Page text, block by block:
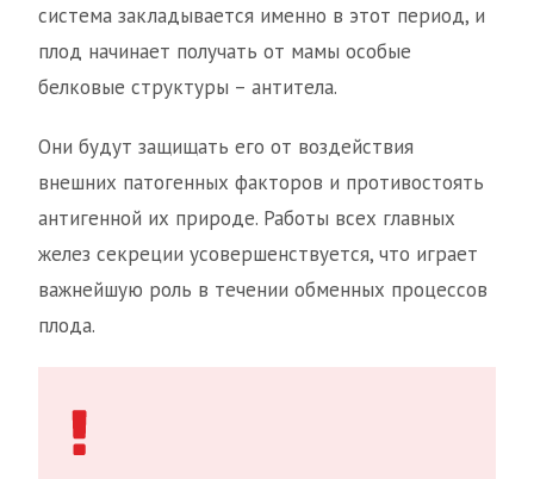
система закладывается именно в этот период, и
плод начинает получать от мамы особые
белковые структуры – антитела.
Они будут защищать его от воздействия
внешних патогенных факторов и противостоять
антигенной их природе. Работы всех главных
желез секреции усовершенствуется, что играет
важнейшую роль в течении обменных процессов
плода.